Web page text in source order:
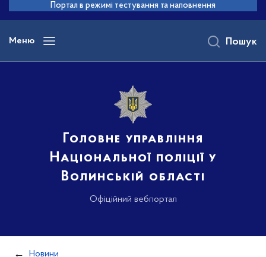
основного
вмісту
Портал в режимі тестування та наповнення
Меню
Головне управління
Національної поліції у
Волинській області
Офіційний вебпортал
Пошук
Новини